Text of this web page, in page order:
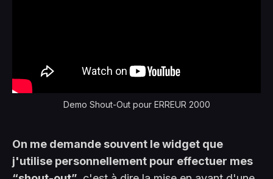
Demo Shout-Out pour ERREUR 2000
On me demande souvent le widget que
j'utilise personnellement pour effectuer mes